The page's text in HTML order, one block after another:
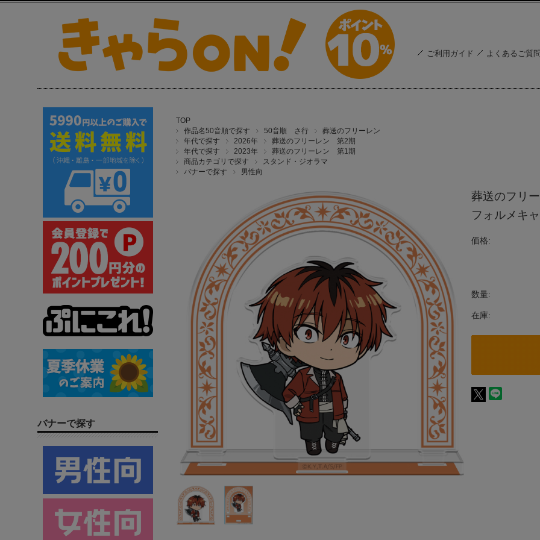
ご利用ガイド よくあるご質
TOP
作品名50音順で探す
50音順 さ行
葬送のフリーレン
年代で探す
2026年
葬送のフリーレン 第2期
年代で探す
2023年
葬送のフリーレン 第1期
商品カテゴリで探す
スタンド・ジオラマ
バナーで探す
男性向
葬送のフリ
フォルメキ
価格:
数量:
在庫:
バナーで探す